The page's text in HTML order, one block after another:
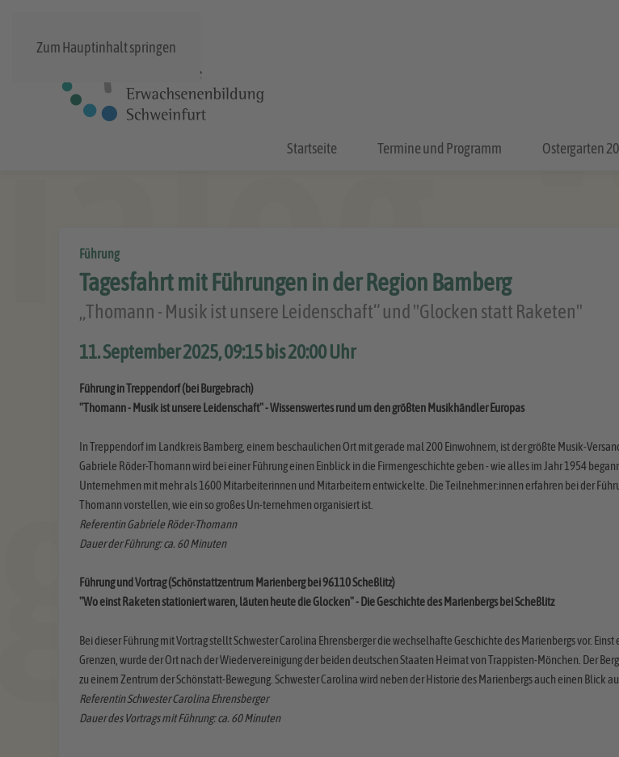
Zum Hauptinhalt springen
Startseite Termine und Programm Ostergarten
Führung
Tagesfahrt mit Führungen in der Region Bamberg
„Thomann - Musik ist unsere Leidenschaft“ und "Glocken statt Raketen"
11. September 2025, 09:15 bis 20:00 Uhr
Führung in Treppendorf (bei Burgebrach)
"Thomann - Musik ist unsere Leidenschaft" - Wissenswertes rund um den größten Musikhändler Europas
In Treppendorf im Landkreis Bamberg, einem beschaulichen Ort mit gerade mal 200 Einwohnern, ist der größte Musik-
Gabriele Röder-Thomann wird bei einer Führung einen Einblick in die Firmengeschichte geben - wie alles im Jahr 1954
Unternehmen mit mehr als 1600 Mitarbeiterinnen und Mitarbeitern entwickelte. Die Teilnehmer:innen erfahren bei der
Thomann vorstellen, wie ein so großes Un-ternehmen organisiert ist.
Referentin Gabriele Röder-Thomann
Dauer der Führung: ca. 60 Minuten
Führung und Vortrag (Schönstattzentrum Marienberg bei 96110 Scheßlitz)
"Wo einst Raketen stationiert waren, läuten heute die Glocken" - Die Geschichte des Marienbergs bei Scheßlitz
Bei dieser Führung mit Vortrag stellt Schwester Carolina Ehrensberger die wechselhafte Geschichte des Marienbergs vor.
Grenzen, wurde der Ort nach der Wiedervereinigung der beiden deutschen Staaten Heimat von Trappisten-Mönchen. Der
zu einem Zentrum der Schönstatt-Bewegung. Schwester Carolina wird neben der Historie des Marienbergs auch einen Blick
Referentin Schwester Carolina Ehrensberger
Dauer des Vortrags mit Führung: ca. 60 Minuten